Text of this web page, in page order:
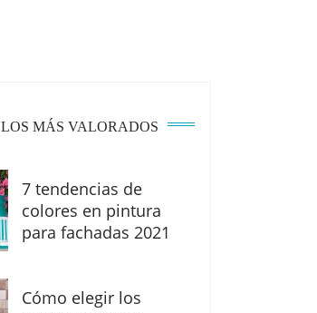
MÁS VALORADOS
7 tendencias de
colores en pintura
para fachadas 2021
Cómo elegir los